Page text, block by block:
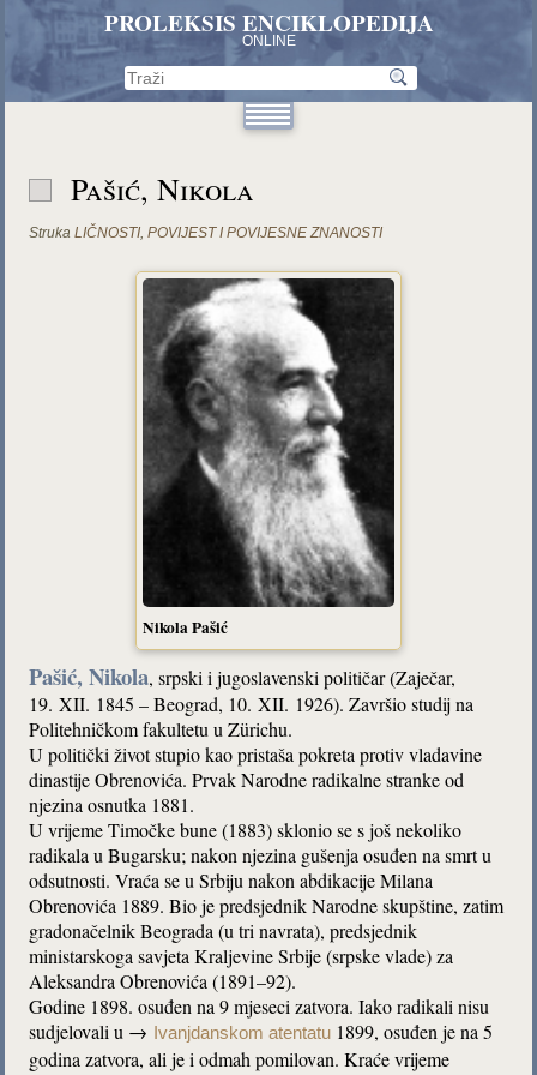
PROLEKSIS ENCIKLOPEDIJA
ONLINE
Pašić, Nikola
Struka LIČNOSTI,POVIJEST I POVIJESNE ZNANOSTI
Nikola Pašić
Pašić, Nikola, srpski i jugoslavenski političar (Zaječar,
19. XII. 1845 – Beograd, 10. XII. 1926). Završio studij na
Politehničkom fakultetu u Zürichu.
U politički život stupio kao pristaša pokreta protiv vladavine
dinastije Obrenovića. Prvak Narodne radikalne stranke od
njezina osnutka 1881.
U vrijeme Timočke bune (1883) sklonio se s još nekoliko
radikala u Bugarsku; nakon njezina gušenja osuđen na smrt u
odsutnosti. Vraća se u Srbiju nakon abdikacije Milana
Obrenovića 1889. Bio je predsjednik Narodne skupštine, zatim
gradonačelnik Beograda (u tri navrata), predsjednik
ministarskoga savjeta Kraljevine Srbije (srpske vlade) za
Aleksandra Obrenovića (1891–92).
Godine 1898. osuđen na 9 mjeseci zatvora. Iako radikali nisu
sudjelovali u →
Ivanjdanskom atentatu 1899, osuđen je na 5
godina zatvora, ali je i odmah pomilovan. Kraće vrijeme